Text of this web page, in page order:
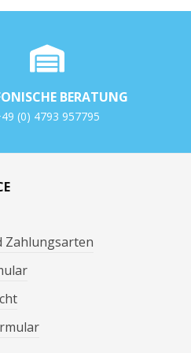
BERATUNG
(0) 4793 957795
Zahlungsarten